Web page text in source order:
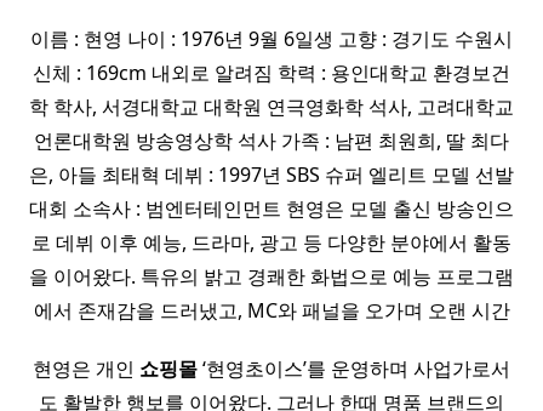
이름 : 현영 나이 : 1976년 9월 6일생 고향 : 경기도 수원시
신체 : 169cm 내외로 알려짐 학력 : 용인대학교 환경보건
학 학사, 서경대학교 대학원 연극영화학 석사, 고려대학교
언론대학원 방송영상학 석사 가족 : 남편 최원희, 딸 최다
은, 아들 최태혁 데뷔 : 1997년 SBS 슈퍼 엘리트 모델 선발
대회 소속사 : 범엔터테인먼트 현영은 모델 출신 방송인으
로 데뷔 이후 예능, 드라마, 광고 등 다양한 분야에서 활동
을 이어왔다. 특유의 밝고 경쾌한 화법으로 예능 프로그램
에서 존재감을 드러냈고, MC와 패널을 오가며 오랜 시간
현영은 개인 쇼핑몰‘현영초이스’를 운영하며 사업가로서
도 활발한 행보를 이어왔다. 그러나 한때 명품 브랜드의